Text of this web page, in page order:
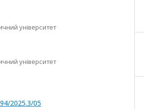
університет
університет
2025.3/05